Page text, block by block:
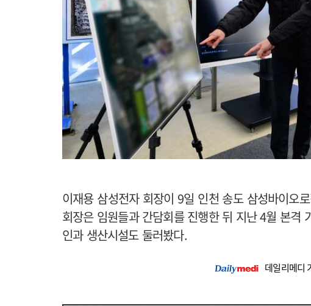
이재용 삼성전자 회장이 9일 인천 송도 삼성바이오
회장은 임원들과 간담회를 진행한 뒤 지난 4월 본격
인과 생산시설도 둘러봤다.
데일리메디